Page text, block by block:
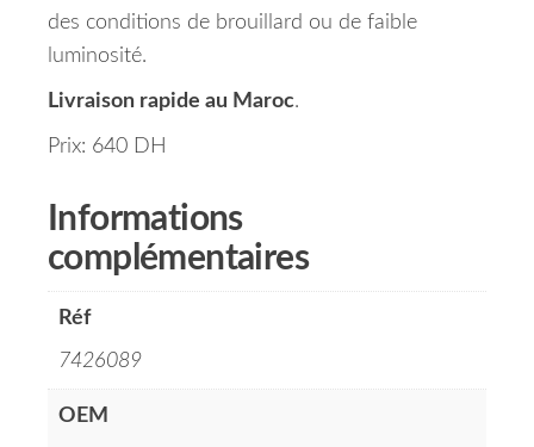
des conditions de brouillard ou de faible
luminosité.
Livraison rapide au Maroc.
Prix: 640 DH
Informations
complémentaires
Réf
7426089
OEM